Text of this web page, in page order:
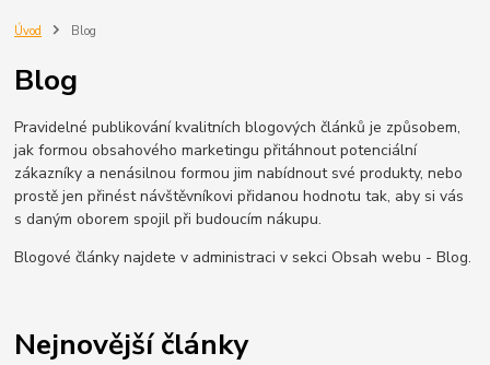
Úvod Blog
Blog
Pravidelné publikování kvalitních blogových článků je způsobem,
jak formou obsahového marketingu přitáhnout potenciální
zákazníky a nenásilnou formou jim nabídnout své produkty, nebo
prostě jen přinést návštěvníkovi přidanou hodnotu tak, aby si vás
s daným oborem spojil při budoucím nákupu.
Blogové články najdete v administraci v sekci Obsah webu - Blog.
Nejnovější články